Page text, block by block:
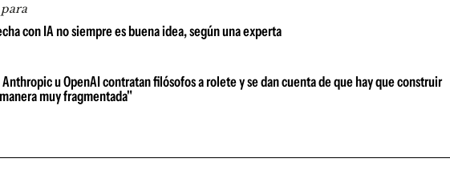
con IA no siempre es buena idea, según una experta
u OpenAI contratan filósofos a rolete y se dan cuenta de que hay que construir
muy fragmentada"